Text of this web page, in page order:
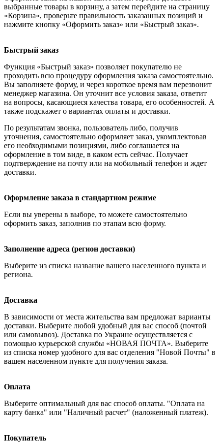
выбранные товары в корзину, а затем перейдите на страницу
«Корзина», проверьте правильность заказанных позиций и
нажмите кнопку «Оформить заказ» или «Быстрый заказ».
Быстрый заказ
Функция «Быстрый заказ» позволяет покупателю не
проходить всю процедуру оформления заказа самостоятельно.
Вы заполняете форму, и через короткое время вам перезвонит
менеджер магазина. Он уточнит все условия заказа, ответит
на вопросы, касающиеся качества товара, его особенностей. А
также подскажет о вариантах оплаты и доставки.
По результатам звонка, пользователь либо, получив
уточнения, самостоятельно оформляет заказ, укомплектовав
его необходимыми позициями, либо соглашается на
оформление в том виде, в каком есть сейчас. Получает
подтверждение на почту или на мобильный телефон и ждет
доставки.
Оформление заказа в стандартном режиме
Если вы уверены в выборе, то можете самостоятельно
оформить заказ, заполнив по этапам всю форму.
Заполнение адреса (регион доставки)
Выберите из списка название вашего населенного пункта и
региона.
Доставка
В зависимости от места жительства вам предложат варианты
доставки. Выберите любой удобный для вас способ (почтой
или самовывоз). Доставка по Украине осуществляется с
помощью курьерской службы «НОВАЯ ПОЧТА». Выберите
из списка номер удобного для вас отделения "Новой Почты" в
вашем населенном пункте для получения заказа.
Оплата
Выберите оптимальный для вас способ оплаты. "Оплата на
карту банка" или "Наличный расчет" (наложенный платеж).
Покупатель